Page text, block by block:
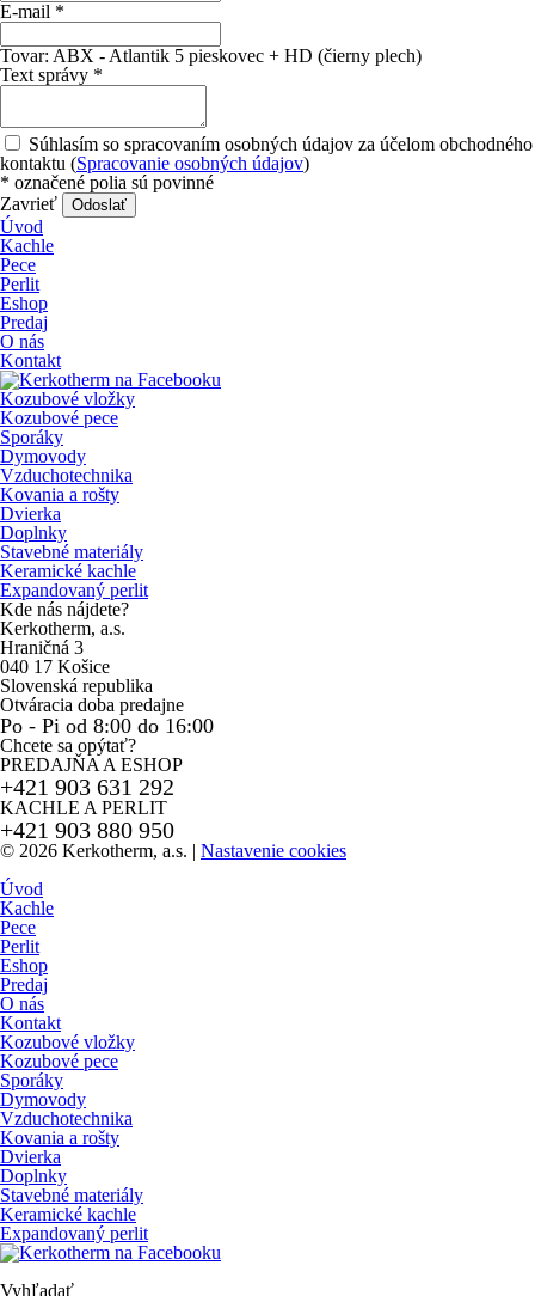
E-mail *
Tovar: ABX - Atlantik 5 pieskovec + HD (čierny plech)
Text správy *
Súhlasím so spracovaním osobných údajov za účelom obchodného
kontaktu (Spracovanie osobných údajov)
* označené polia sú povinné
Zavrieť
Odoslať
Úvod
Kachle
Pece
Perlit
Eshop
Predaj
O nás
Kontakt
Kozubové vložky
Kozubové pece
Sporáky
Dymovody
Vzduchotechnika
Kovania a rošty
Dvierka
Doplnky
Stavebné materiály
Keramické kachle
Expandovaný perlit
Kde nás nájdete?
Kerkotherm, a.s.
Hraničná 3
040 17 Košice
Slovenská republika
Otváracia doba predajne
Po - Pi od 8:00 do 16:00
Chcete sa opýtať?
PREDAJŇA A ESHOP
+421 903 631 292
KACHLE A PERLIT
+421 903 880 950
© 2026 Kerkotherm, a.s. | Nastavenie cookies
Úvod
Kachle
Pece
Perlit
Eshop
Predaj
O nás
Kontakt
Kozubové vložky
Kozubové pece
Sporáky
Dymovody
Vzduchotechnika
Kovania a rošty
Dvierka
Doplnky
Stavebné materiály
Keramické kachle
Expandovaný perlit
Vyhľadať